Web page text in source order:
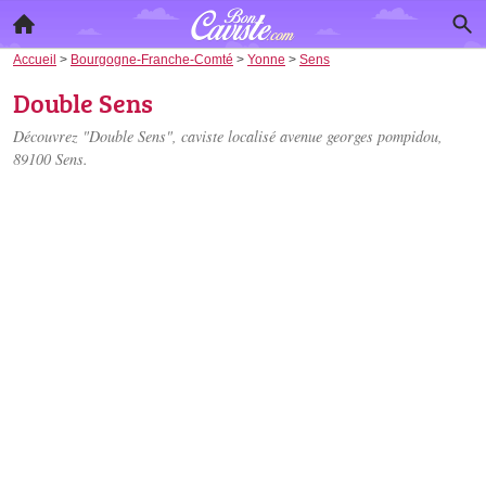
Accueil > Bourgogne-Franche-Comté > Yonne > Sens
Double Sens
Découvrez "Double Sens", caviste localisé avenue georges pompidou,
89100 Sens.